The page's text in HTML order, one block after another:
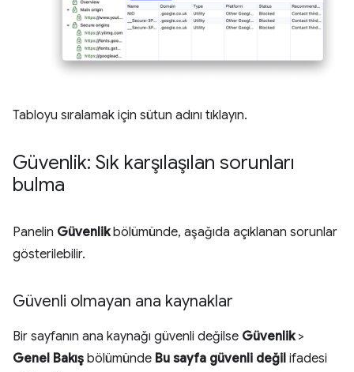
Tabloyu sıralamak için sütun adını tıklayın.
Güvenlik: Sık karşılaşılan sorunları
bulma
Panelin Güvenlikbölümünde, aşağıda açıklanan sorunlar
gösterilebilir.
Güvenli olmayan ana kaynaklar
Bir sayfanın ana kaynağı güvenli değilse Güvenlik>
Genel Bakış bölümünde Bu sayfa güvenli değil ifadesi